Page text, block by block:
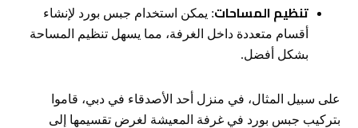
تنظيم المساحات: يمكن استخدام جبس بورد لإنشاء
أقسام متعددة داخل الغرفة، مما يسهل تنظيم المساحة
بشكل أفضل.
على سبيل المثال، في منزل أحد الأصدقاء في دبي، قاموا
بتركيب جبس بورد في غرفة المعيشة لغرض تقسيمها إلى